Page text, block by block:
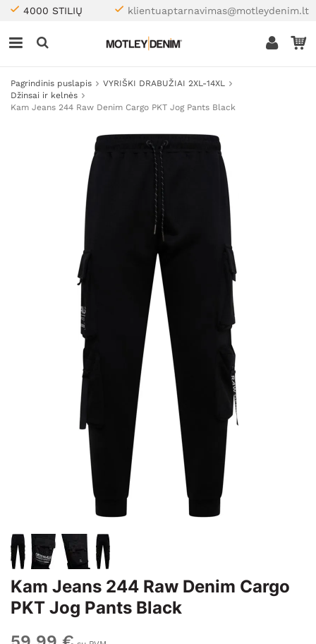
4000 STILIŲ klientuaptarnavimas@motleydenim.lt
Pagrindinis puslapis
VYRIŠKI DRABUŽIAI 2XL-14XL
Džinsai ir kelnės
Kam Jeans 244 Raw Denim Cargo PKT Jog Pants Black
Kam Jeans 244 Raw Denim Cargo
PKT Jog Pants Black